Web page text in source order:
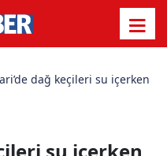
dağ keçileri su içerken